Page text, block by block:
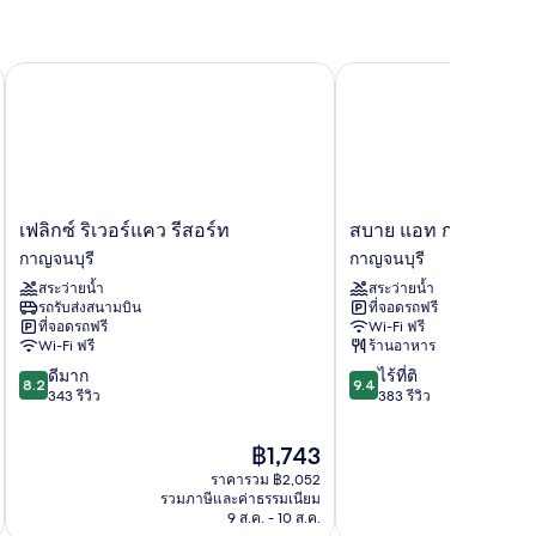
เฟลิ
ริ
เวอร์
แคว
รีสอร์ท
กาญจนบุรี
เฟลิกซ์ ริเวอร์แคว รีสอร์ท
กาญจนบุรี
สระว่ายน้ำ
รถรับส่งสนามบิน
ที่จอดรถฟรี
Wi-Fi ฟรี
8.2
จาก
8.2 ดีมาก
343 รีวิว
ราคา
ปัจจุบัน
คือ
฿1,743
฿1,743
ราคารวม ฿2,052
รวมภาษีและค่าธรรมเนียม
9 ส.ค. - 10 ส.ค.
เฟลิกซ์ ริเวอร์แคว รีสอร์ท
สบาย
กาญ
รีสอร์ท
กาญจนบุรี
สบาย แอท กาญ รีสอ
กาญจนบุรี
สระว่ายน้ำ
ที่จอดรถฟรี
Wi-Fi ฟรี
ร้านอาหาร
9.4
จาก
9.4 ไร้ที่ติ
383 รีวิว
สบาย แอท กาญ รีสอร์ท